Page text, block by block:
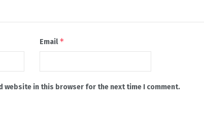
Email*
website in this browser for the next time I comment.